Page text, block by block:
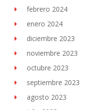
febrero 2024
enero 2024
diciembre 2023
noviembre 2023
octubre 2023
septiembre 2023
agosto 2023